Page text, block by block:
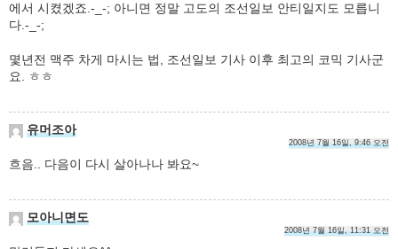
에서 시켰겠죠.-_-; 아니면 정말 고도의 조선일보 안티일지도 모릅니
다.-_-;
몇년전 맥주 차게 마시는 법, 조선일보 기사 이후 최고의 코믹 기사군
요. ㅎㅎ
유머조아
2008년 7월 16일, 9:46 오전
흐음.. 다음이 다시 살아나나 봐요~
모아니면도
2008년 7월 16일, 11:31 오전